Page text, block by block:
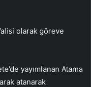
olarak göreve
yayımlanan Atama
atanarak